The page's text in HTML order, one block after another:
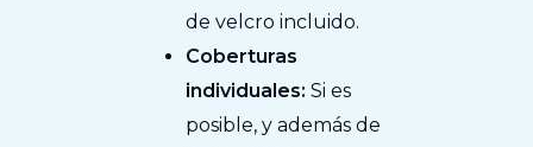
de velcro incluido.
Coberturas
individuales: Si es
posible, y además de